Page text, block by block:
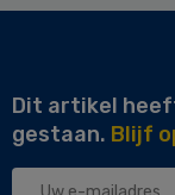
Dit artikel
gestaan. Blijf
Uw